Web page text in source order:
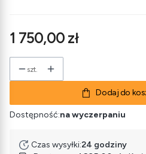
Cena
1 750,00 zł
szt.
Dodaj do
Dostępność:na wyczerpaniu
Czas wysyłki:24 godziny